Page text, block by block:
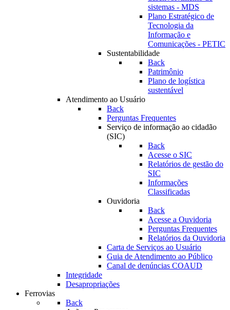
sistemas - MDS
Plano Estratégico de
Tecnologia da
Informação e
Comunicações - PETIC
Sustentabilidade
Back
Patrimônio
Plano de logística
sustentável
Atendimento ao Usuário
Back
Perguntas Frequentes
Serviço de informação ao cidadão
(SIC)
Back
Acesse o SIC
Relatórios de gestão do
SIC
Informações
Classificadas
Ouvidoria
Back
Acesse a Ouvidoria
Perguntas Frequentes
Relatórios da Ouvidoria
Carta de Serviços ao Usuário
Guia de Atendimento ao Público
Canal de denúncias COAUD
Integridade
Desapropriações
Ferrovias
Back